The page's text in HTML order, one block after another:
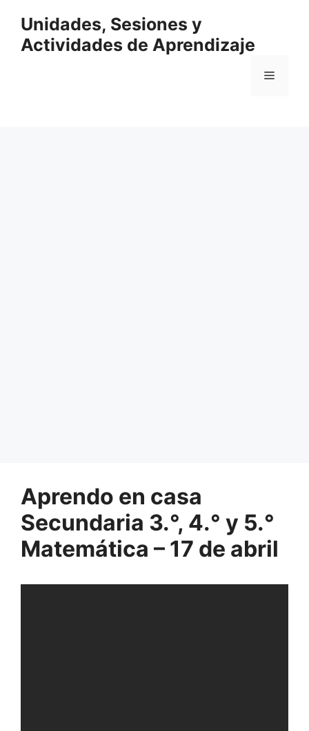
contenido
Unidades, Sesiones y
Actividades de Aprendizaje
Menú
Aprendo en casa
Secundaria 3.°, 4.° y 5.°
Matemática – 17 de abril